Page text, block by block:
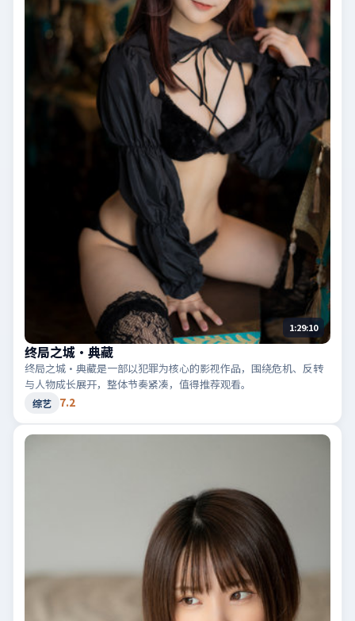
1:29:10
终局之城·典藏
终局之城·典藏是一部以犯罪为核心的影视作品，围绕危机、反转
与人物成长展开，整体节奏紧凑，值得推荐观看。
综艺 7.2